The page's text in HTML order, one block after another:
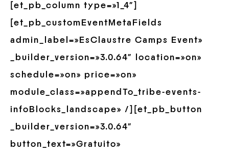
[et_pb_column type=»1_4″]
[et_pb_customEventMetaFields
admin_label=»EsClaustre Camps Event»
_builder_version=»3.0.64″ location=»on»
schedule=»on» price=»on»
module_class=»appendTo_tribe-events-
infoBlocks_landscape» /][et_pb_button
_builder_version=»3.0.64″
button_text=»Gratuito»